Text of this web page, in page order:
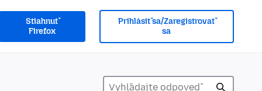
Stiahnuť
Firefox
Prihlásiť sa/Zaregistrovať
sa